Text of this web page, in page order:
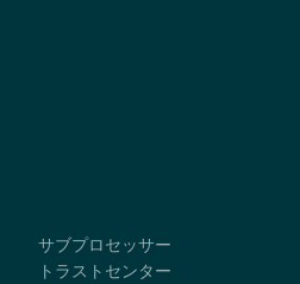
サブプロセッサー
トラストセンター